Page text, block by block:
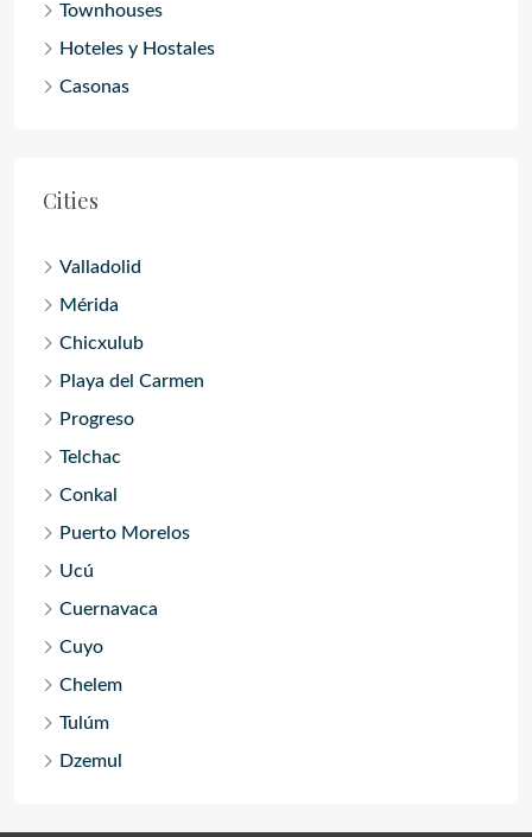
Townhouses
Hoteles y Hostales
Casonas
Cities
Valladolid
Mérida
Chicxulub
Playa del Carmen
Progreso
Telchac
Conkal
Puerto Morelos
Ucú
Cuernavaca
Cuyo
Chelem
Tulúm
Dzemul